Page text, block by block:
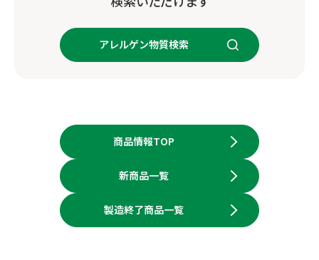
アレルゲン物質検索
商品情報TOP
新商品一覧
製造終了商品一覧